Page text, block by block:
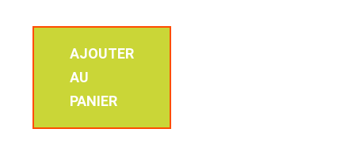
AJOUTER
AU
PANIER